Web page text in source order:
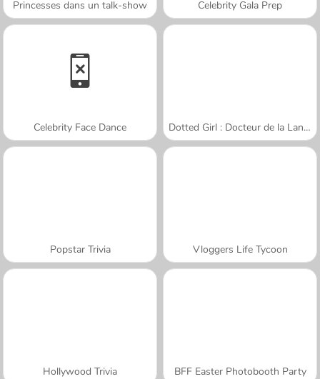
Princesses dans un talk-show Celebrity Gala Prep
Celebrity Face Dance Dotted Girl : Docteur de la Langue
Popstar Trivia Vloggers Life Tycoon
Hollywood Trivia BFF Easter Photobooth Party